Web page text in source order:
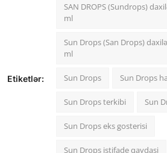
Etiketlər:
SAN DROPS (Sundrops)
ml
Sun Drops (San Drops)
ml
Sun Drops Sun Drops
Sun Drops terkibi Sun
Sun Drops eks gosterisi
Sun Drops istifade qaydasi